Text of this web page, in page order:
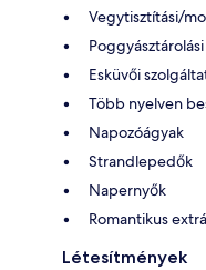
Vegytisztítási/
Esküvői
Több nyelven
Napozóágyak
Strandlepedők
Napernyők
Romantikus
Létesítmények